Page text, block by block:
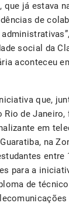
já estava
de
social da
aconteceu
que,
Rio de Janeiro,
em
na
entre
para a
de técnico